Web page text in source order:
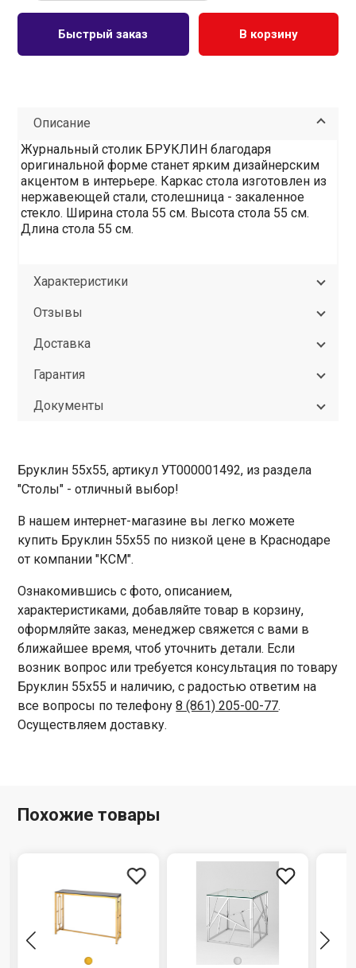
В корзину
Быстрый заказ
Описание
Журнальный столик БРУКЛИН благодаря
оригинальной форме станет ярким дизайнерским
акцентом в интерьере. Каркас стола изготовлен из
нержавеющей стали, столешница - закаленное
стекло. Ширина стола 55 см. Высота стола 55 см.
Длина стола 55 см.
Характеристики
Отзывы
Доставка
Гарантия
Документы
Бруклин 55х55, артикул УТ000001492, из раздела
"Столы" - отличный выбор!
В нашем интернет-магазине вы легко можете
купить Бруклин 55х55 по низкой цене в Краснодаре
от компании "КСМ".
Ознакомившись с фото, описанием,
характеристиками, добавляйте товар в корзину,
оформляйте заказ, менеджер свяжется с вами в
ближайшее время, чтоб уточнить детали. Если
возник вопрос или требуется консультация по товару
Бруклин 55х55 и наличию, с радостью ответим на
все вопросы по телефону8 (861) 205-00-77.
Осуществляем доставку.
Похожие товары